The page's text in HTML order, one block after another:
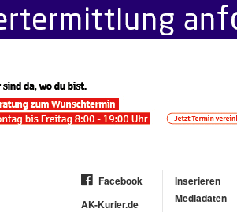
Facebook
AK-Kurier.de
Inserieren
Mediadaten